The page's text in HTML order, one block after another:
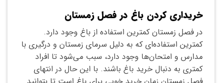
خریداری کردن باغ در فصل زمستان
در فصل زمستان کمترین استفاده از باغ وجود دارد.
کمترین استفاده‌ای که به دلیل سرمای زمستان و درگیری با
مدارس و امتحان‌ها وجود دارد، سبب می‌شود تا افراد
کمتری به دنبال خرید باغ باشند. با این حال در انتهای